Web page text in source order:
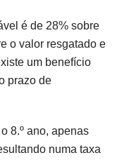
é de 28% sobre
o valor resgatado e
um benefício
prazo de
8.º ano, apenas
numa taxa